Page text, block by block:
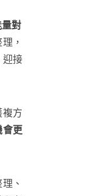
對
，
迎接
複方
會更
、